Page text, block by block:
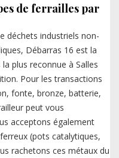
de ferrailles par
déchets industriels non-
Débarras 16 est la
plus reconnue à Salles
Pour les transactions
fonte, bronze, batterie,
peut vous
acceptons également
(pots catalytiques,
rachetons ces métaux du